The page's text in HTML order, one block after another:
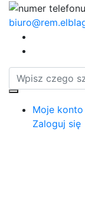
Moje konto
Zaloguj się